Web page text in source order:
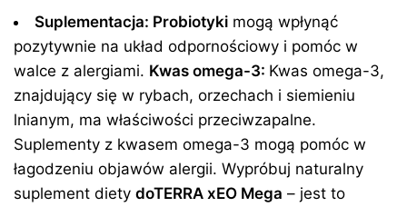
Suplementacja: Probiotyki mogą wpłynąć
pozytywnie na układ odpornościowy i pomóc w
walce z alergiami. Kwas omega-3: Kwas omega-3,
znajdujący się w rybach, orzechach i siemieniu
lnianym, ma właściwości przeciwzapalne.
Suplementy z kwasem omega-3 mogą pomóc w
łagodzeniu objawów alergii. Wypróbuj naturalny
suplement diety doTERRA xEO Mega – jest to